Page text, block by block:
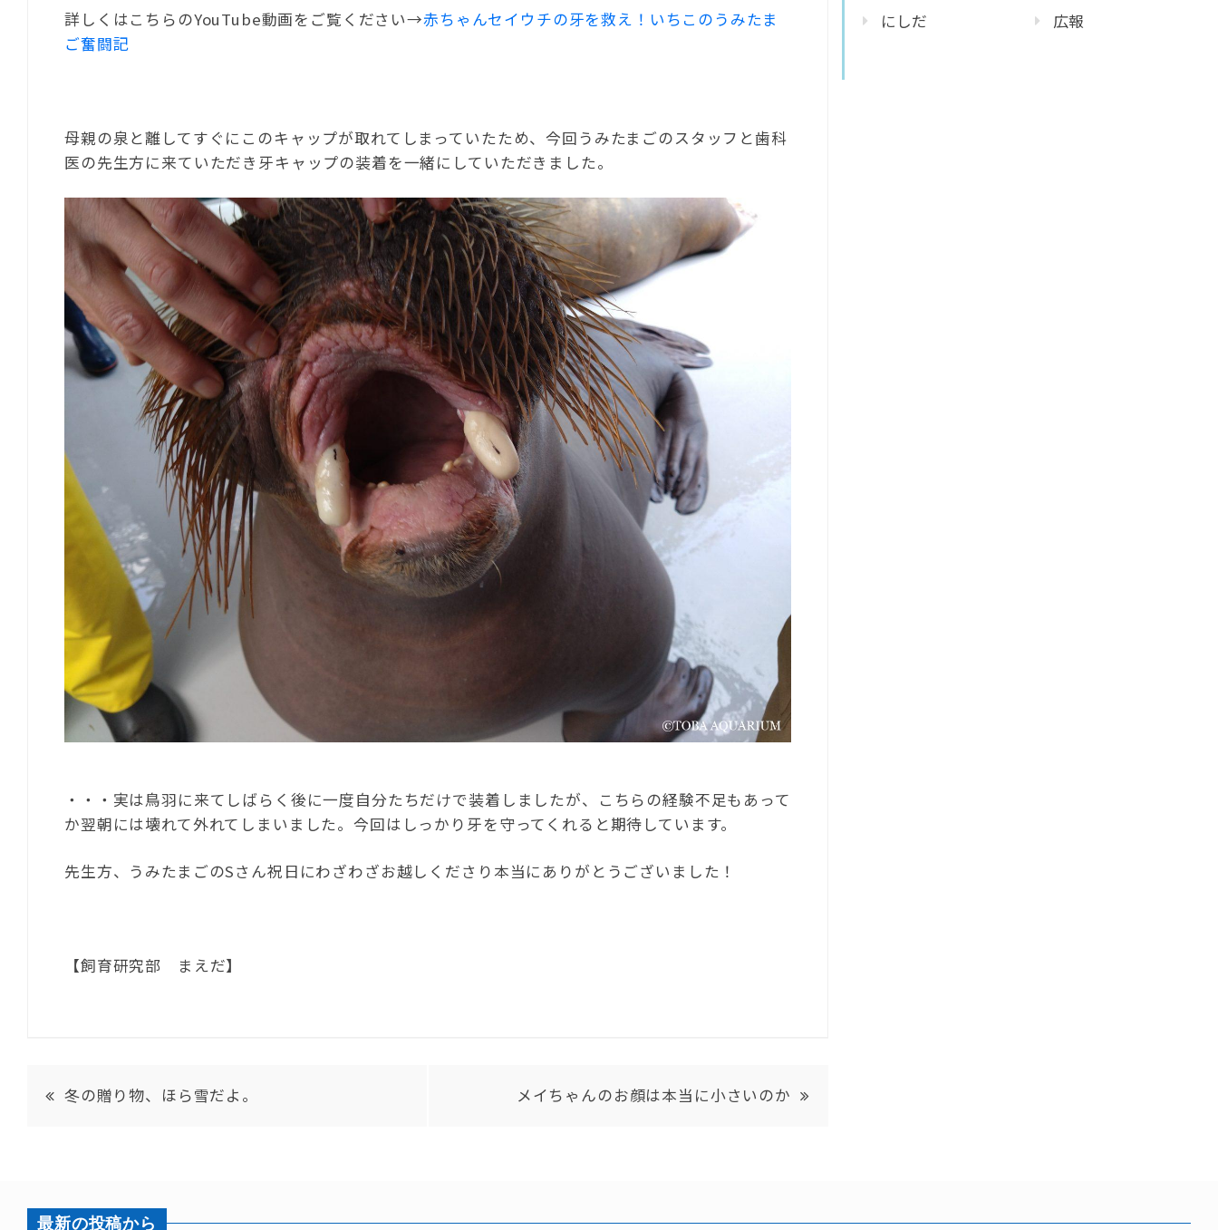
詳しくはこちらのYouTube動画をご覧ください→赤ちゃんセイウチの牙を救え！いちこのうみたま
ご奮闘記
母親の泉と離してすぐにこのキャップが取れてしまっていたため、今回うみたまごのスタッフと歯科
医の先生方に来ていただき牙キャップの装着を一緒にしていただきました。
・・・実は鳥羽に来てしばらく後に一度自分たちだけで装着しましたが、こちらの経験不足もあって
か翌朝には壊れて外れてしまいました。今回はしっかり牙を守ってくれると期待しています。
先生方、うみたまごのSさん祝日にわざわざお越しくださり本当にありがとうございました！
【飼育研究部 まえだ】
冬の贈り物、ほら雪だよ。 メイちゃんのお顔は本当に小さいのか
にしだ
広報
最新の投稿から